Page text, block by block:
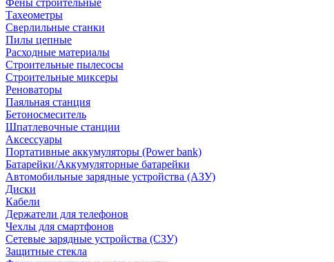
Фены строительные
Тахеометры
Сверлильные станки
Пилы цепные
Расходные материалы
Строительные пылесосы
Строительные миксеры
Реноваторы
Паяльная станция
Бетоносмеситель
Шпатлевочные станции
Аксессуары
Портативные аккумуляторы (Power bank)
Батарейки/Аккумуляторные батарейки
Автомобильные зарядные устройства (АЗУ)
Диски
Кабели
Держатели для телефонов
Чехлы для смартфонов
Сетевые зарядные устройства (СЗУ)
Защитные стекла